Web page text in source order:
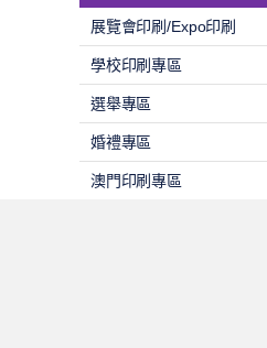
展覽會印刷/Expo印刷
學校印刷專區
選舉專區
婚禮專區
澳門印刷專區